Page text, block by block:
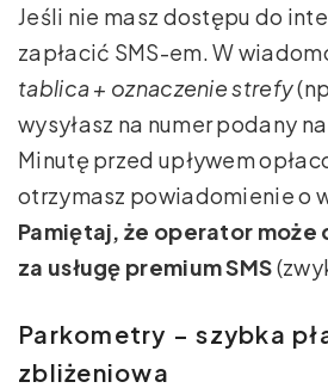
Jeśli nie masz dostępu do
zapłacić SMS-em. W
tablica + oznaczenie strefy
wysyłasz na numer podany
Minutę przed upływem
otrzymasz powiadomienie o
Pamiętaj, że operator może
za usługę premium SMS
Parkometry – szybka
zbliżeniowa